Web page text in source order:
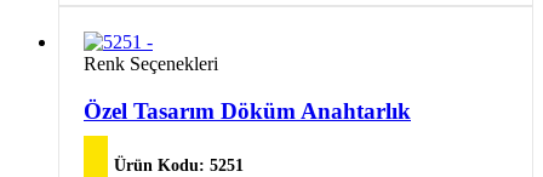
seçilebilir
birden
fazla
varyasyonu
var.
Seçenekler
ürün
sayfasından
seçilebilir
Bu
birden
fazla
Renk Seçenekleri
Özel Tasarım Döküm Anahtarlık
Ürün Kodu: 5251